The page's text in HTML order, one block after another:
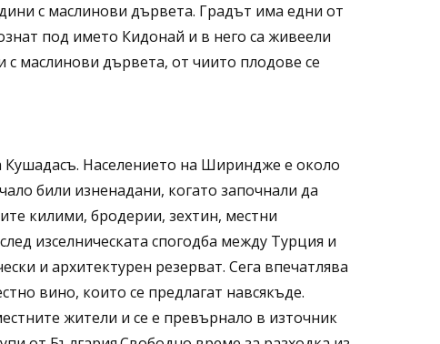
с маслинови дървета. Градът има едни от
под името Кидонай и в него са живеели
маслинови дървета, от чиито плодове се
Населението на Шириндже е около
били изненадани, когато започнали да
килими, бродерии, зехтин, местни
изселническата спогодба между Турция и
и архитектурен резерват. Сега впечатлява
вино, които се предлагат навсякъде.
жители и се е превърнало в източник